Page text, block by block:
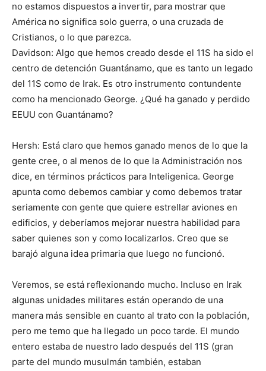
no estamos dispuestos a invertir, para mostrar que
América no significa solo guerra, o una cruzada de
Cristianos, o lo que parezca.
Davidson: Algo que hemos creado desde el 11S ha sido el
centro de detención Guantánamo, que es tanto un legado
del 11S como de Irak. Es otro instrumento contundente
como ha mencionado George. ¿Qué ha ganado y perdido
EEUU con Guantánamo?
Hersh: Está claro que hemos ganado menos de lo que la
gente cree, o al menos de lo que la Administración nos
dice, en términos prácticos para Inteligenica. George
apunta como debemos cambiar y como debemos tratar
seriamente con gente que quiere estrellar aviones en
edificios, y deberíamos mejorar nuestra habilidad para
saber quienes son y como localizarlos. Creo que se
barajó alguna idea primaria que luego no funcionó.
Veremos, se está reflexionando mucho. Incluso en Irak
algunas unidades militares están operando de una
manera más sensible en cuanto al trato con la población,
pero me temo que ha llegado un poco tarde. El mundo
entero estaba de nuestro lado después del 11S (gran
parte del mundo musulmán también, estaban